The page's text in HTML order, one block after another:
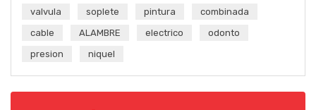
valvula
soplete pintura
combinada
cable
ALAMBRE electrico
odonto
presion
niquel